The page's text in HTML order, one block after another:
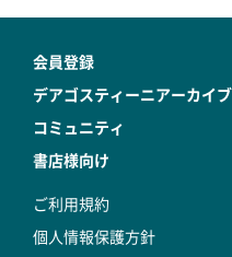
会員登録
デアゴスティーニアーカイブ
コミュニティ
書店様向け
ご利用規約
個人情報保護方針